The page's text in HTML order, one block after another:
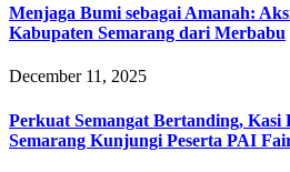
Menjaga Bumi sebagai Amanah:
Kabupaten Semarang dari Merbabu
December 11, 2025
Perkuat Semangat Bertanding, Kasi
Semarang Kunjungi Peserta PAI